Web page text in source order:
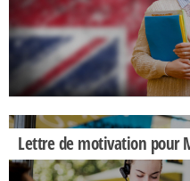
Lettre de motivation pour